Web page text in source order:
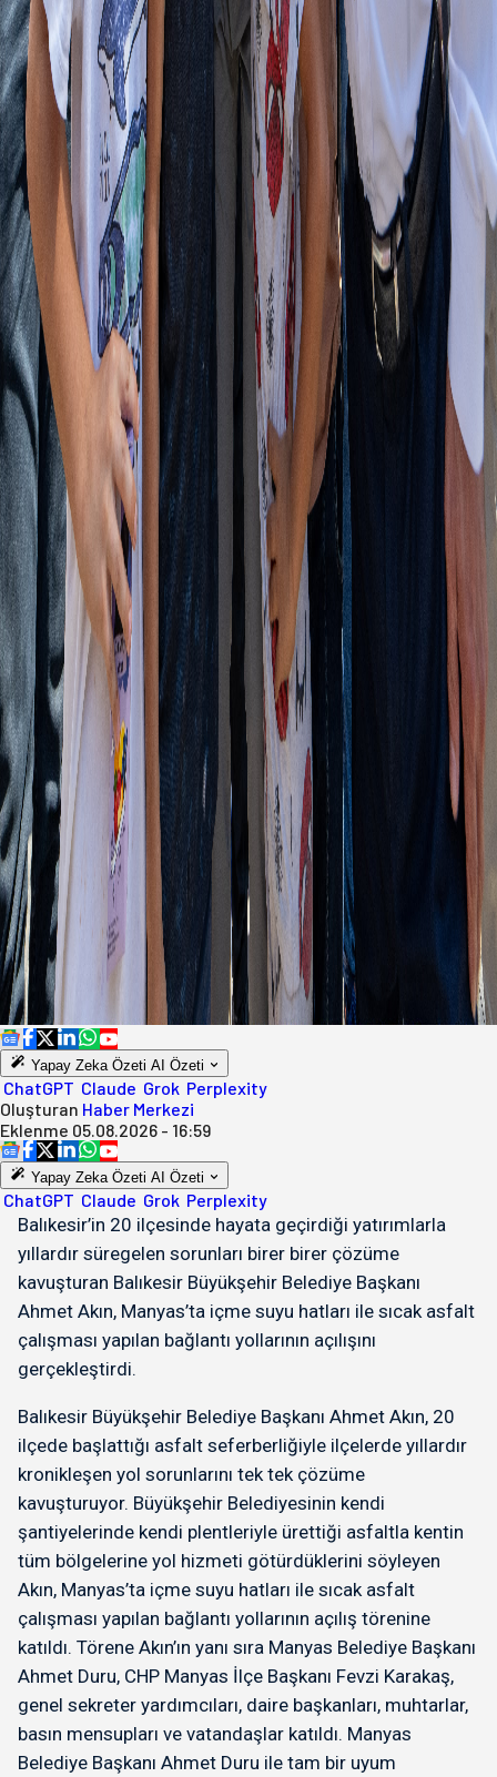
Yapay Zeka Özeti AI Özeti
ChatGPT Claude Grok Perplexity
Oluşturan Haber Merkezi
Eklenme 05.08.2026 - 16:59
Yapay Zeka Özeti AI Özeti
ChatGPT Claude Grok Perplexity
Balıkesir’in 20 ilçesinde hayata geçirdiği yatırımlarla
yıllardır süregelen sorunları birer birer çözüme
kavuşturan Balıkesir Büyükşehir Belediye Başkanı
Ahmet Akın, Manyas’ta içme suyu hatları ile sıcak asfalt
çalışması yapılan bağlantı yollarının açılışını
gerçekleştirdi.
Balıkesir Büyükşehir Belediye Başkanı Ahmet Akın, 20
ilçede başlattığı asfalt seferberliğiyle ilçelerde yıllardır
kronikleşen yol sorunlarını tek tek çözüme
kavuşturuyor. Büyükşehir Belediyesinin kendi
şantiyelerinde kendi plentleriyle ürettiği asfaltla kentin
tüm bölgelerine yol hizmeti götürdüklerini söyleyen
Akın, Manyas’ta içme suyu hatları ile sıcak asfalt
çalışması yapılan bağlantı yollarının açılış törenine
katıldı. Törene Akın’ın yanı sıra Manyas Belediye Başkanı
Ahmet Duru, CHP Manyas İlçe Başkanı Fevzi Karakaş,
genel sekreter yardımcıları, daire başkanları, muhtarlar,
basın mensupları ve vatandaşlar katıldı. Manyas
Belediye Başkanı Ahmet Duru ile tam bir uyum